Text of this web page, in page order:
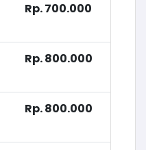
Rp. 700.000
Rp. 800.000
Rp. 800.000